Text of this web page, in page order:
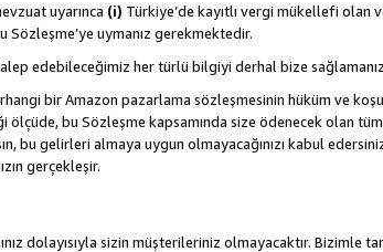
uyarınca (i) Türkiye’de kayıtlı vergi mükellefi olan
uymanız gerekmektedir.
edebileceğimiz her türlü bilgiyi derhal bize
bir Amazon pazarlama sözleşmesinin hüküm ve
bu Sözleşme kapsamında size ödenecek olan
bu gelirleri almaya uygun olmayacağınızı kabul
gerçekleşir.
dolayısıyla sizin müşterileriniz olmayacaktır. Bizimle